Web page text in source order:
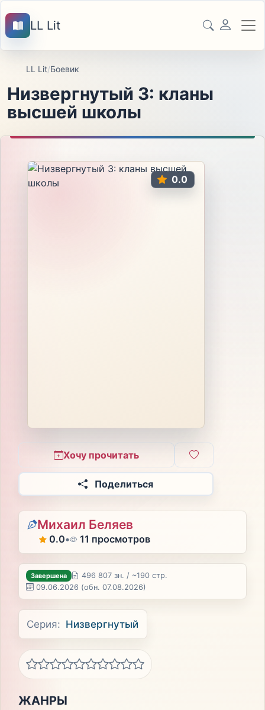
LL Lit
LL Lit/Боевик
Низвергнутый 3: кланы
высшей школы
0.0
Хочу прочитать
Поделиться
Михаил Беляев
0.0• 11 просмотров
Завершена
496 807 зн. / ~190 стр.
09.06.2026 (обн. 07.08.2026)
Серия: Низвергнутый
ЖАНРЫ